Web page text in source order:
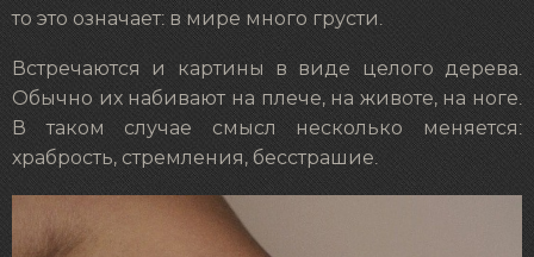
то это означает: в мире много грусти.
Встречаются и картины в виде целого дерева.
Обычно их набивают на плече, на животе, на ноге.
В таком случае смысл несколько меняется:
храбрость, стремления, бесстрашие.